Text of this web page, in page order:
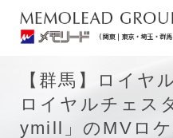
【群馬】ロイヤ
ロイヤルチェス
ymill」のMVロ